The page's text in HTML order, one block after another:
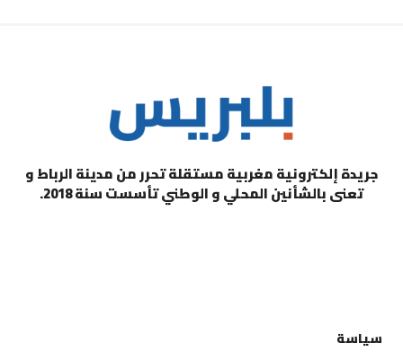
جريدة إلكترونية مغربية مستقلة تحرر من مدينة الرباط و
تعنى بالشأنين المحلي و الوطني تأسست سنة 2018.
سياسة